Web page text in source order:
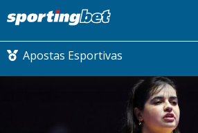
Apostas Esportivas
CONMEBOL LIBERTADORES